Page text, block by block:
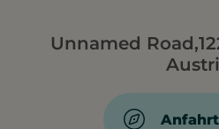
Unnamed